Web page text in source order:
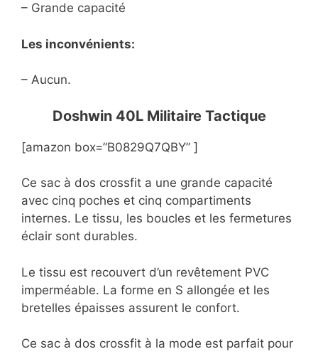
– Grande capacité
Les inconvénients:
– Aucun.
Doshwin 40L Militaire Tactique
[amazon box=”B0829Q7QBY” ]
Ce sac à dos crossfit a une grande capacité
avec cinq poches et cinq compartiments
internes. Le tissu, les boucles et les fermetures
éclair sont durables.
Le tissu est recouvert d’un revêtement PVC
imperméable. La forme en S allongée et les
bretelles épaisses assurent le confort.
Ce sac à dos crossfit à la mode est parfait pour